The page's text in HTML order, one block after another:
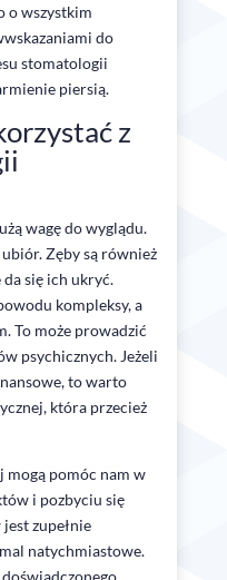
o wszystkim
do
stomatologii
piersią.
z
wagę do wyglądu.
Zęby są również
się ich ukryć.
kompleksy, a
To może prowadzić
psychicznych. Jeżeli
to warto
która przecież
mogą pomóc nam w
i pozbyciu się
zupełnie
natychmiastowe.